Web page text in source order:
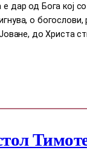
дар од Бога кој
о богослови,
до Христа